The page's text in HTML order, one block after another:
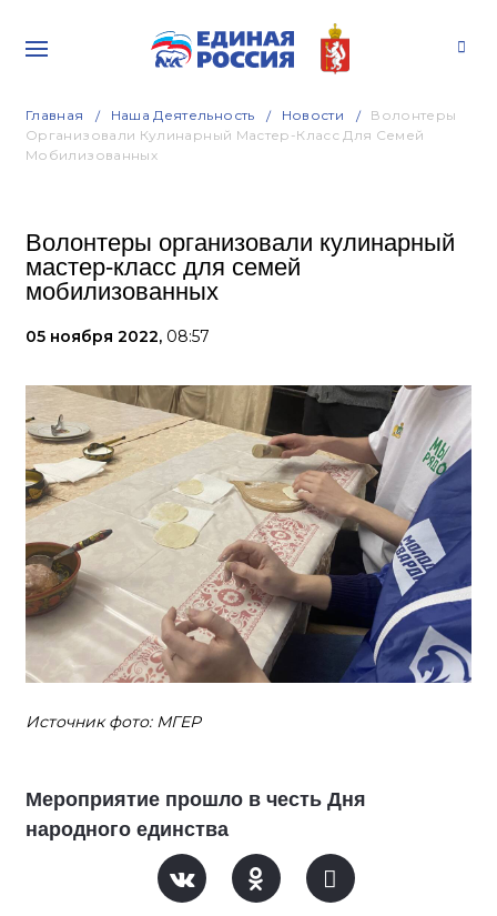
Главная Наша Деятельность Новости
Волонтеры
Организовали Кулинарный Мастер-Класс Для Семей
Мобилизованных
Волонтеры организовали кулинарный
мастер-класс для семей
мобилизованных
05 ноября 2022, 08:57
Источник фото: МГЕР
Мероприятие прошло в честь Дня
народного единства